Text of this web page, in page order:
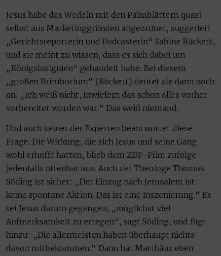
Jesus habe das Wedeln mit den Palmblättern quasi
selbst aus Marketinggründen angeordnet, suggeriert
„Gerichtsreporterin und Podcasterin“ Sabine Rückert,
und sie meint zu wissen, dass es sich dabei um
„Königsinsignien“ gehandelt habe. Bei diesem
„großen Brimborium“ (Rückert) deutet sie dann noch
an: „Ich weiß nicht, inwiefern das schon alles vorher
vorbereitet worden war.“ Das weiß niemand.
Und auch keiner der Experten beantwortet diese
Frage. Die Wirkung, die sich Jesus und seine Gang
wohl erhofft hatten, blieb dem ZDF-Film zufolge
jedenfalls offenbar aus. Auch der Theologe Thomas
Söding ist sicher: „Der Einzug nach Jerusalem ist
keine spontane Aktion. Das ist eine Inszenierung.“ Es
sei Jesus darum gegangen, „möglichst viel
Aufmerksamkeit zu erregen“, sagt Söding, und fügt
hinzu: „Die allermeisten haben überhaupt nichts
davon mitbekommen.“ Dann hat Matthäus eben